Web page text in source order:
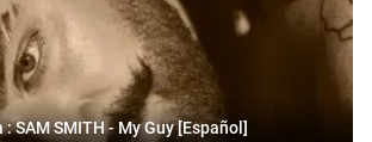
: SAM SMITH - My Guy [Español]